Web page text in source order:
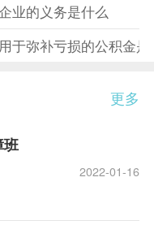
业的义务是什么
于弥补亏损的公积金是
更多
班
2022-01-16